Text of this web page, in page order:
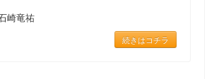
崎竜祐
続きはコチラ